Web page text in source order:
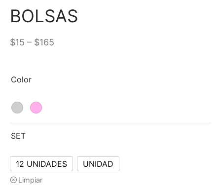
BOLSAS
$15 – $165
Color
SET
12 UNIDADES UNIDAD
Limpiar